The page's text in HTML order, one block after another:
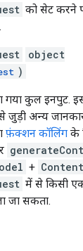
को सेट करने
object
)
गया कुल इनपुट.
अन्य
फ़ंक्शन कॉलिंग के
+ Content
में से किसी
जा सकता.